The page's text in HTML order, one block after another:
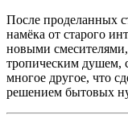
После проделанных
намёка от старого
новыми
тропическим душем,
многое другое, что
решением бытовых